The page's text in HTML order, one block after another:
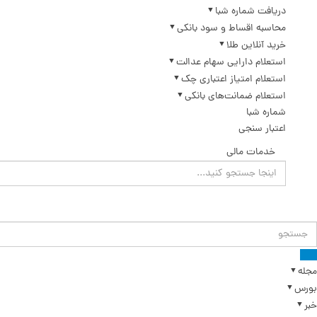
دریافت شماره شبا
محاسبه اقساط و سود بانکی
خرید آنلاین طلا
استعلام دارایی سهام عدالت
استعلام امتیاز اعتباری چک
استعلام ضمانت‌های بانکی
شماره شبا
اعتبار سنجی
خدمات مالی
مجله
بورس
خبر